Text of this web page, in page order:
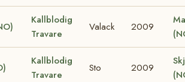
Kallblodig
Travare
Valack 2009
Kallblodig
Travare
Sto 2009